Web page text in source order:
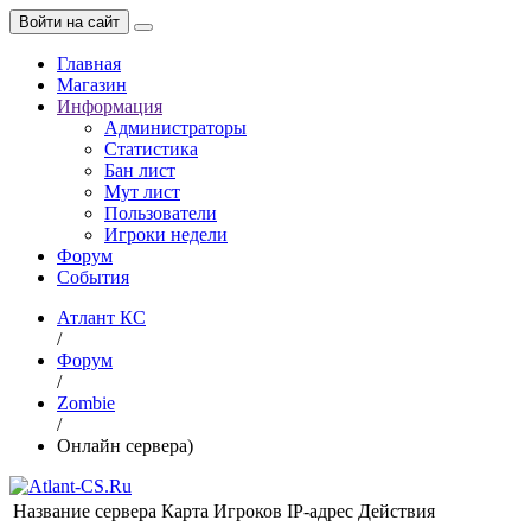
Войти на сайт
Главная
Магазин
Информация
Администраторы
Статистика
Бан лист
Мут лист
Пользователи
Игроки недели
Форум
События
Атлант КС
/
Форум
/
Zombie
/
Онлайн сервера)
Название сервера Карта Игроков IP-адрес Действия